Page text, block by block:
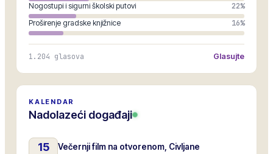
Nogostupi i sigurni školski putovi 22%
Proširenje gradske knjižnice 16%
1.204 glasova Glasujte
KALENDAR
Nadolazeći događaji
15 Večernji film na otvorenom, Civljane